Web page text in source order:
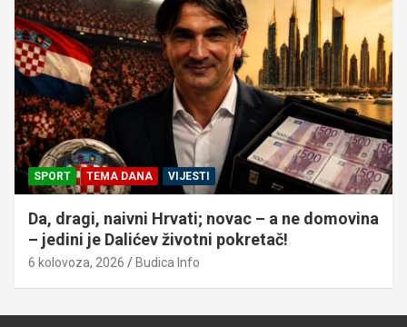
SPORT TEMA DANA VIJESTI
Da, dragi, naivni Hrvati; novac – a ne domovina
– jedini je Dalićev životni pokretač!
6 kolovoza, 2026 Budica Info